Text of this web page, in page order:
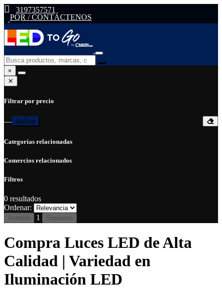
3197357571
PQR / CONTÁCTENOS
×
✕
Filtrar por precio
— Aplicar
Categorías relacionadas
Comercios relacionados
Filtros
0 resultados
Ordenar:
Anterior 1 Siguiente
Compra Luces LED de Alta
Calidad | Variedad en
Iluminación LED